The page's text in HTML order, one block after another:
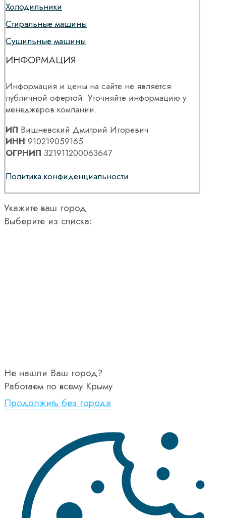
Холодильники
Стиральные машины
Сушильные машины
ИНФОРМАЦИЯ
Информация и цены на сайте не является
публичной офертой. Уточняйте информацию у
менеджеров компании.
ИП Вишневский Дмитрий Игоревич
ИНН 910219059165
ОГРНИП 321911200063647
Политика конфиденциальности
Укажите ваш город
Выберите из списка:
Не нашли Ваш город?
Работаем по всему Крыму
Продолжить без города